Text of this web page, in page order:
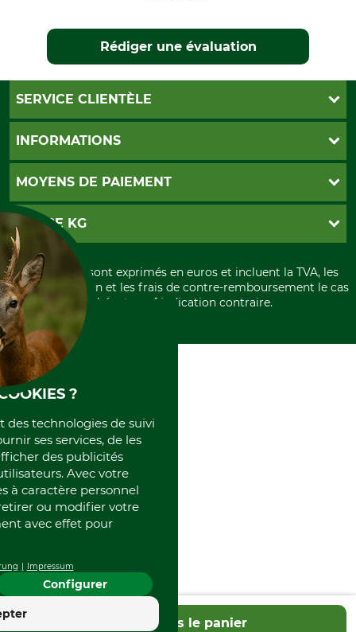
Dans le panier
Rédiger une évaluation
SERVICE CLIENTÈLE
Foire aux questions
Paramètres des cookies
INFORMATIONS
CGV
Conditions d'annulation
Formulaire de rétraction
Politique de confidentialité
Élimination et environnement
Rétractation de votre commande
MOYENS DE PAIEMENT
PayPal
Carte de crédit
Paiement á l'avance
GRUBE KG
Histoire
International
Portrait
Qui sommes-nous
Tous les prix sont exprimés en euros et incluent la TVA, les
frais d'expédition et les frais de contre-remboursement le cas
échéant, sauf indication contraire.
?
des technologies de suivi
ses services, de les
des publicités
Avec votre
à caractère personnel
ou modifier votre
avec effet pour
Impressum
Configurer